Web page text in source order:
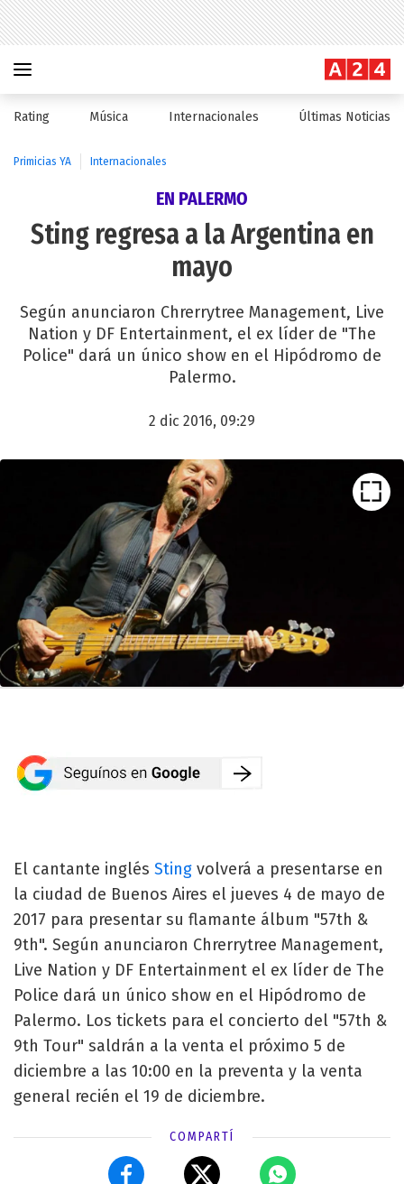
Rating Música Internacionales Últimas Noticias
Primicias YA Internacionales
EN PALERMO
Sting regresa a la Argentina en
mayo
Según anunciaron Chrerrytree Management, Live
Nation y DF Entertainment, el ex líder de "The
Police" dará un único show en el Hipódromo de
Palermo.
2 dic 2016, 09:29
El cantante inglés Sting volverá a presentarse en
la ciudad de Buenos Aires el jueves 4 de mayo de
2017 para presentar su flamante álbum "57th &
9th". Según anunciaron Chrerrytree Management,
Live Nation y DF Entertainment el ex líder de The
Police dará un único show en el Hipódromo de
Palermo. Los tickets para el concierto del "57th &
9th Tour" saldrán a la venta el próximo 5 de
diciembre a las 10:00 en la preventa y la venta
general recién el 19 de diciembre.
COMPARTÍ